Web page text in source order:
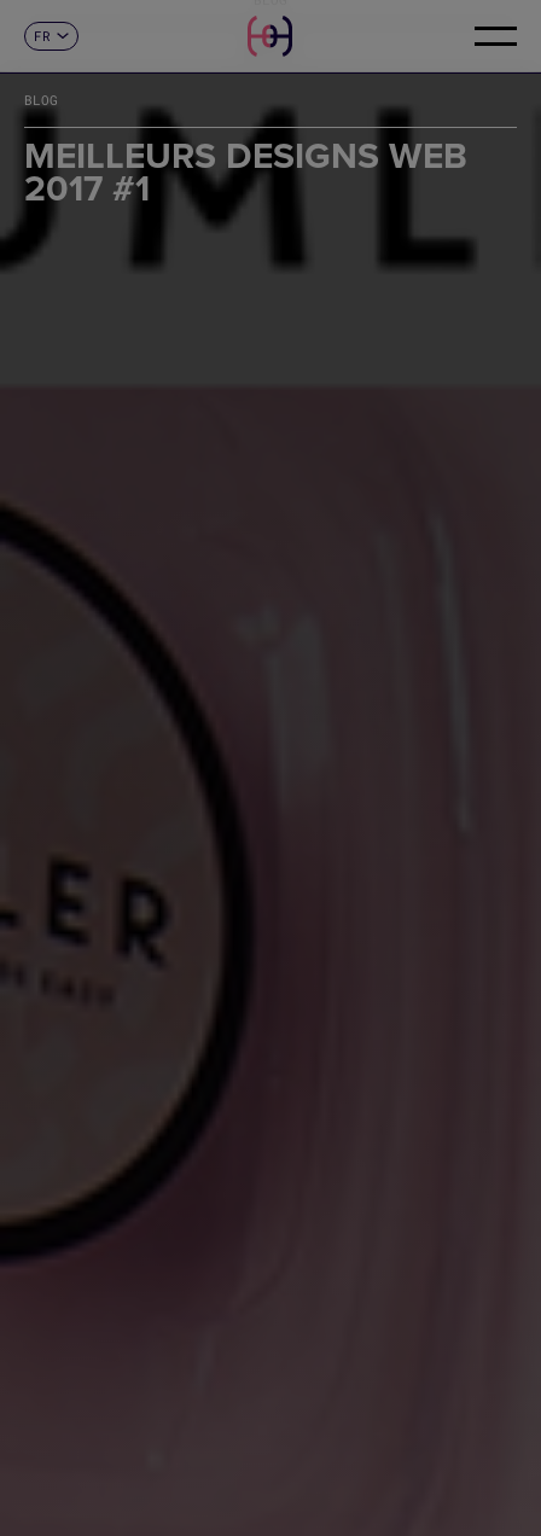
EN
FR
DE
IT
PT
CONTACT
BLOG
MEILLEURS DESIGNS WEB
2017 #1